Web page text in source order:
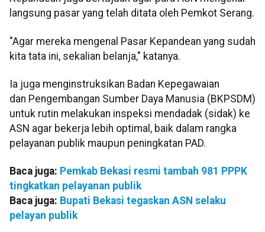
langsung pasar yang telah ditata oleh Pemkot Serang.
"Agar mereka mengenal Pasar Kepandean yang sudah
kita tata ini, sekalian belanja," katanya.
Ia juga menginstruksikan Badan Kepegawaian
dan Pengembangan Sumber Daya Manusia (BKPSDM)
untuk rutin melakukan inspeksi mendadak (sidak) ke
ASN agar bekerja lebih optimal, baik dalam rangka
pelayanan publik maupun peningkatan PAD.
Baca juga: Pemkab Bekasi resmi tambah 981 PPPK
tingkatkan pelayanan publik
Baca juga: Bupati Bekasi tegaskan ASN selaku
pelayan publik